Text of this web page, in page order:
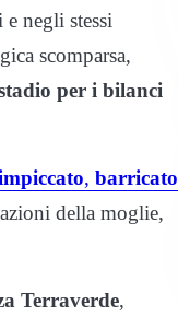
negli stessi
scomparsa,
per i bilanci
, barricato
della moglie,
Terraverde,